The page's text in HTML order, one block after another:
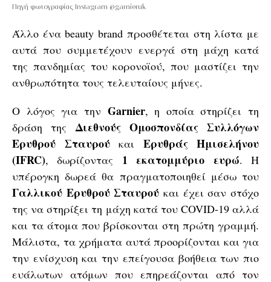
Πηγή φωτογραφίας Instagram @garnieruk
Άλλο ένα beauty brand προσθέτεται στη λίστα με
αυτά που συμμετέχουν ενεργά στη μάχη κατά
της πανδημίας του κορονοϊού, που μαστίζει την
ανθρωπότητα τους τελευταίους μήνες.
Ο λόγος για την Garnier, η οποία στηρίζει τη
δράση τηςΔιεθνούς Ομοσπονδίας Συλλόγων
Ερυθρού Σταυρούκαι Ερυθράς Ημισελήνου
(IFRC), δωρίζοντας 1 εκατομμύριο ευρώ. Η
υπέρογκη δωρεά θα πραγματοποιηθεί μέσω του
Γαλλικού Ερυθρού Σταυρού και έχει σαν στόχο
της να στηρίξει τη μάχη κατά του COVID-19 αλλά
και τα άτομα που βρίσκονται στη πρώτη γραμμή.
Μάλιστα, τα χρήματα αυτά προορίζονται και για
την ενίσχυση και την επείγουσα βοήθεια των πιο
ευάλωτων ατόμων που επηρεάζονται από τον